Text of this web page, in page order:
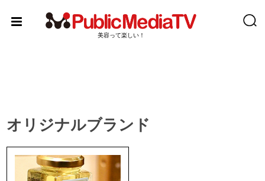
content
美容って楽しい！
オリジナルブランド